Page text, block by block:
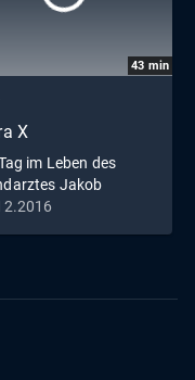
43 min
X
im Leben des
Jakob
im Jahr 1454